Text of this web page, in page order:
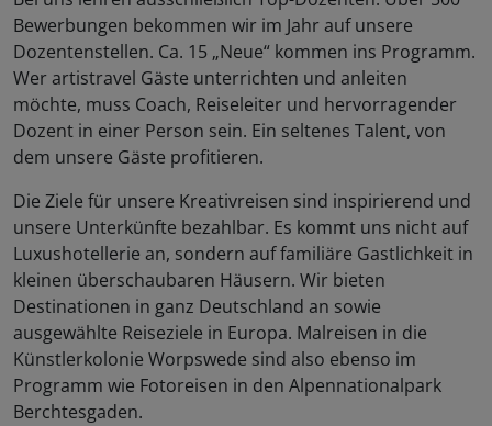
Bewerbungen bekommen wir im Jahr auf unsere
Dozentenstellen. Ca. 15 „Neue“ kommen ins Programm.
Wer artistravel Gäste unterrichten und anleiten
möchte, muss Coach, Reiseleiter und hervorragender
Dozent in einer Person sein. Ein seltenes Talent, von
dem unsere Gäste profitieren.
Die Ziele für unsere Kreativreisen sind inspirierend und
unsere Unterkünfte bezahlbar. Es kommt uns nicht auf
Luxushotellerie an, sondern auf familiäre Gastlichkeit in
kleinen überschaubaren Häusern. Wir bieten
Destinationen in ganz Deutschland an sowie
ausgewählte Reiseziele in Europa. Malreisen in die
Künstlerkolonie Worpswede sind also ebenso im
Programm wie Fotoreisen in den Alpennationalpark
Berchtesgaden.